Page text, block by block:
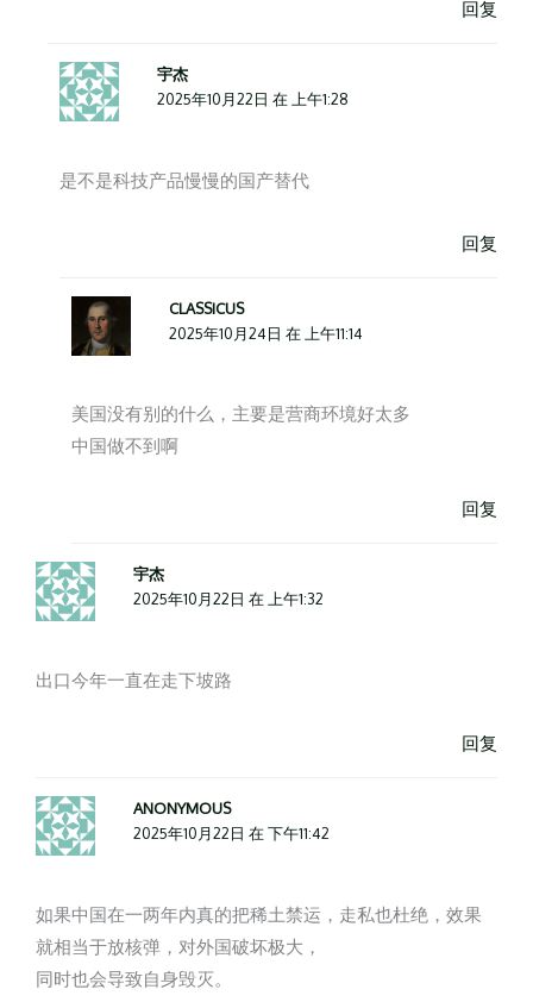
回复
宇杰
2025年10月22日 在 上午1:28
是不是科技产品慢慢的国产替代
回复
CLASSICUS
2025年10月24日 在 上午11:14
美国没有别的什么，主要是营商环境好太多
中国做不到啊
回复
宇杰
2025年10月22日 在 上午1:32
出口今年一直在走下坡路
回复
ANONYMOUS
2025年10月22日 在 下午11:42
如果中国在一两年内真的把稀土禁运，走私也杜绝，效果
就相当于放核弹，对外国破坏极大，
同时也会导致自身毁灭。